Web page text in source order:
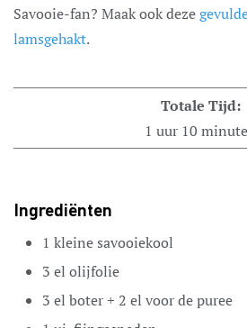
Savooie-fan? Maak ook deze
lamsgehakt.
Totale Tijd:
1 uur 10
Ingrediënten
1 kleinesavooiekool
3 el olijfolie
3 el boter+ 2 el voor de puree